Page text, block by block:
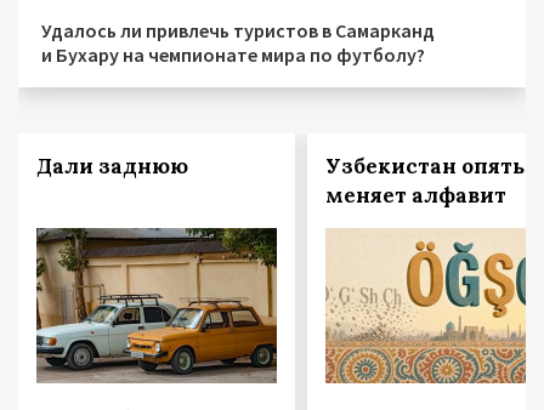
Удалось ли привлечь туристов в Самарканд
и Бухару на чемпионате мира по футболу?
Дали заднюю
Узбекистан опять
меняет алфавит